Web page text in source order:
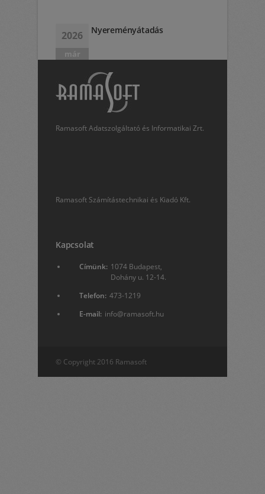
2026
már
Nyereményátadás
Ramasoft Adatszolgáltató és Informatikai Zrt.
Ramasoft Számítástechnikai és Kiadó Kft.
Kapcsolat
Címünk: 1074 Budapest,
Dohány u. 12-14.
Telefon: 473-1219
E-mail: info@ramasoft.hu
© Copyright 2016 Ramasoft